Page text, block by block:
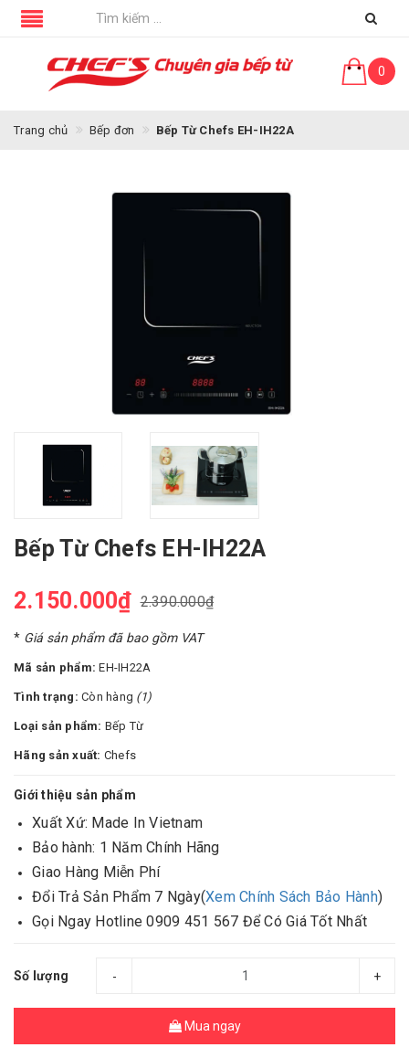
0
Trang chủ Bếp đơn Bếp Từ Chefs EH-IH22A
Bếp Từ Chefs EH-IH22A
2.150.000₫ 2.390.000₫
* Giá sản phẩm đã bao gồm VAT
Mã sản phẩm:EH-IH22A
Tình trạng: Còn hàng (1)
Loại sản phẩm: Bếp Từ
Hãng sản xuất: Chefs
Giới thiệu sản phẩm
Xuất Xứ: Made In Vietnam
Bảo hành: 1 Năm Chính Hãng
Giao Hàng Miễn Phí
Đổi Trả Sản Phẩm 7 Ngày(Xem Chính Sách Bảo Hành)
Gọi Ngay Hotline 0909 451 567 Để Có Giá Tốt Nhất
Số lượng - +
Mua ngay